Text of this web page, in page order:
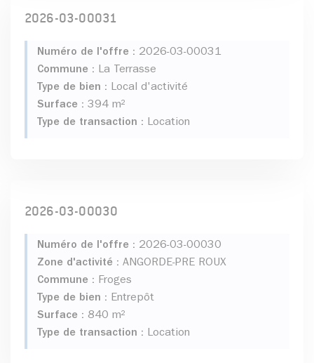
2026-03-00031
Numéro de l'offre : 2026-03-00031
Commune : La Terrasse
Type de bien : Local d'activité
Surface : 394 m²
Type de transaction : Location
2026-03-00030
Numéro de l'offre : 2026-03-00030
Zone d'activité : ANGORDE-PRE ROUX
Commune : Froges
Type de bien : Entrepôt
Surface : 840 m²
Type de transaction : Location